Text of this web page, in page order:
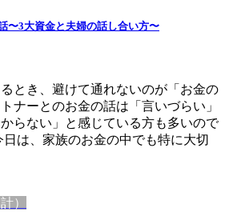
〜3大資金と夫婦の話し合い方〜
とき、避けて通れないのが「お金の
ナーとのお金の話は「言いづらい」
からない」と感じている方も多いので
は、家族のお金の中でも特に大切
）